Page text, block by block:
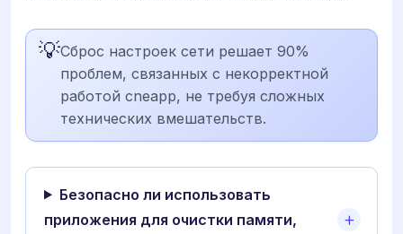
💡Сброс настроек сети решает 90%
проблем, связанных с некорректной
работой cneapp, не требуя сложных
технических вмешательств.
Безопасно ли использовать
приложения для очистки памяти,